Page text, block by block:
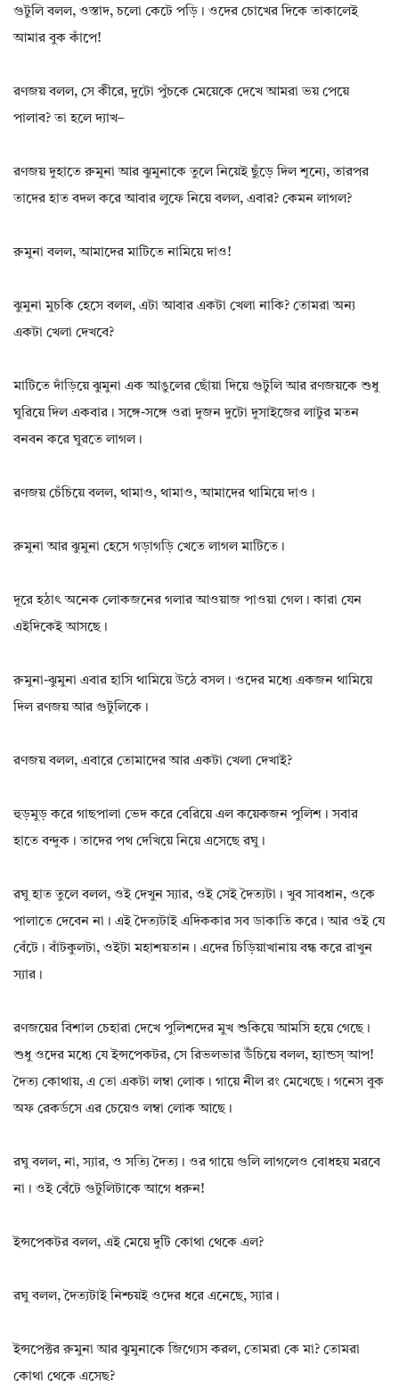
গুটুলি বলল, ওস্তাদ, চলো কেটে পড়ি। ওদের চোখের দিকে তাকালেই
আমার বুক কাঁপে!
রণজয় বলল, সে কীরে, দুটো পুঁচকে মেয়েকে দেখে আমরা ভয় পেয়ে
পালাব? তা হলে দ্যাখ–
রণজয় দুহাতে রুমুনা আর ঝুমুনাকে তুলে নিয়েই ছুঁড়ে দিল শূন্যে, তারপর
তাদের হাত বদল করে আবার লুফে নিয়ে বলল, এবার? কেমন লাগল?
রুমুনা বলল, আমাদের মাটিতে নামিয়ে দাও!
ঝুমুনা মুচকি হেসে বলল, এটা আবার একটা খেলা নাকি? তোমরা অন্য
একটা খেলা দেখবে?
মাটিতে দাঁড়িয়ে ঝুমুনা এক আঙুলের ছোঁয়া দিয়ে গুটুলি আর রণজয়কে শুধু
ঘুরিয়ে দিল একবার। সঙ্গে-সঙ্গে ওরা দুজন দুটো দুসাইজের লাটুর মতন
বনবন করে ঘুরতে লাগল।
রণজয় চেঁচিয়ে বলল, থামাও, থামাও, আমাদের থামিয়ে দাও।
রুমুনা আর ঝুমুনা হেসে গড়াগড়ি খেতে লাগল মাটিতে।
দূরে হঠাৎ অনেক লোকজনের গলার আওয়াজ পাওয়া গেল। কারা যেন
এইদিকেই আসছে।
রুমুনা-ঝুমুনা এবার হাসি থামিয়ে উঠে বসল। ওদের মধ্যে একজন থামিয়ে
দিল রণজয় আর গুটুলিকে।
রণজয় বলল, এবারে তোমাদের আর একটা খেলা দেখাই?
হুড়মুড় করে গাছপালা ভেদ করে বেরিয়ে এল কয়েকজন পুলিশ। সবার
হাতে বন্দুক। তাদের পথ দেখিয়ে নিয়ে এসেছে রঘু।
রঘু হাত তুলে বলল, ওই দেখুন স্যার, ওই সেই দৈত্যটা। খুব সাবধান, ওকে
পালাতে দেবেন না। এই দৈত্যটাই এদিককার সব ডাকাতি করে। আর ওই যে
বেঁটে। বাঁটকুলটা, ওইটা মহাশয়তান। এদের চিড়িয়াখানায় বন্ধ করে রাখুন
স্যার।
রণজয়ের বিশাল চেহারা দেখে পুলিশদের মুখ শুকিয়ে আমসি হয়ে গেছে।
শুধু ওদের মধ্যে যে ইন্সপেকটর, সে রিভলভার উঁচিয়ে বলল, হ্যান্ডস্ আপ!
দৈত্য কোথায়, এ তো একটা লম্বা লোক। গায়ে নীল রং মেখেছে। গনেস বুক
অফ রেকর্ডসে এর চেয়েও লম্বা লোক আছে।
রঘু বলল, না, স্যার, ও সত্যি দৈত্য। ওর গায়ে গুলি লাগলেও বোধহয় মরবে
না। ওই বেঁটে গুটুলিটাকে আগে ধরুন!
ইন্সপেকটর বলল, এই মেয়ে দুটি কোথা থেকে এল?
রঘু বলল, দৈত্যটাই নিশ্চয়ই ওদের ধরে এনেছে, স্যার।
ইন্সপেক্টর রুমুনা আর ঝুমুনাকে জিগ্যেস করল, তোমরা কে মা? তোমরা
কোথা থেকে এসেছ?